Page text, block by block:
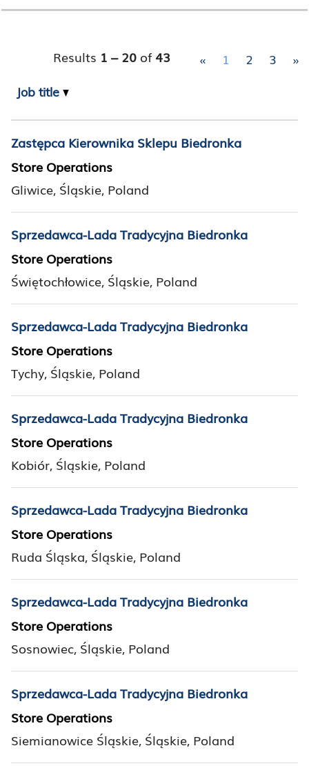
Results 1 – 20 of 43 « 1 2 3 »
Job title
Zastępca Kierownika Sklepu Biedronka
Store Operations
Gliwice, Śląskie, Poland
Sprzedawca-Lada Tradycyjna Biedronka
Store Operations
Świętochłowice, Śląskie, Poland
Sprzedawca-Lada Tradycyjna Biedronka
Store Operations
Tychy, Śląskie, Poland
Sprzedawca-Lada Tradycyjna Biedronka
Store Operations
Kobiór, Śląskie, Poland
Sprzedawca-Lada Tradycyjna Biedronka
Store Operations
Ruda Śląska, Śląskie, Poland
Sprzedawca-Lada Tradycyjna Biedronka
Store Operations
Sosnowiec, Śląskie, Poland
Sprzedawca-Lada Tradycyjna Biedronka
Store Operations
Siemianowice Śląskie, Śląskie, Poland